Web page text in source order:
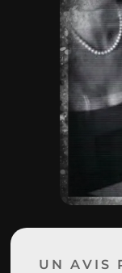
UN POLAR AU
UN AVIS